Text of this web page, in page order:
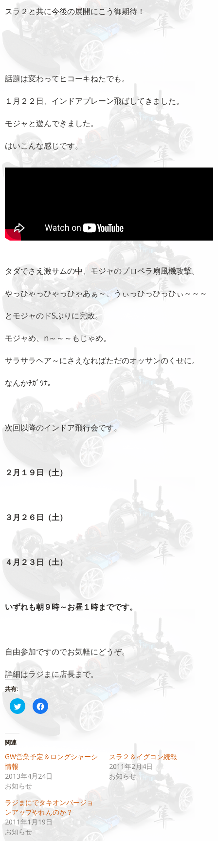
スラ２と共に今後の展開にこう御期待！
話題は変わってヒコーキねたでも。
１月２２日、インドアプレーン飛ばしてきました。
モジャと遊んできました。
はいこんな感じです。
タダでさえ激サムの中、モジャのプロペラ扇風機攻撃。
やっひゃっひゃっひゃあぁ～、うぃっひっひっひぃ～～～
とモジャのドSぶりに完敗。
モジャめ、n～～～もじゃめ。
サラサラヘア～にさえなればただのオッサンのくせに。
なんかﾁｶﾞｳﾅ｡
次回以降のインドア飛行会です。
２月１９日（土）
３月２６日（土）
４月２３日（土）
いずれも朝９時～お昼１時までです。
自由参加ですのでお気軽にどうぞ。
詳細はラジまに店長まで。
共有:
ク
リ
有
(新
い
ウ
ィ
ン
ド
ウ
で
開
き
ま
す)
Facebook
で
リ
し
て
さ
い
(新
し
い
ウ
関連
GW営業予定＆ロングシャーシ
情報
2013年4月24日
お知らせ
スラ２＆イグコン続報
2011年2月4日
お知らせ
ラジまにでタキオンバージョ
ンアップやれんのか？
2011年1月19日
お知らせ